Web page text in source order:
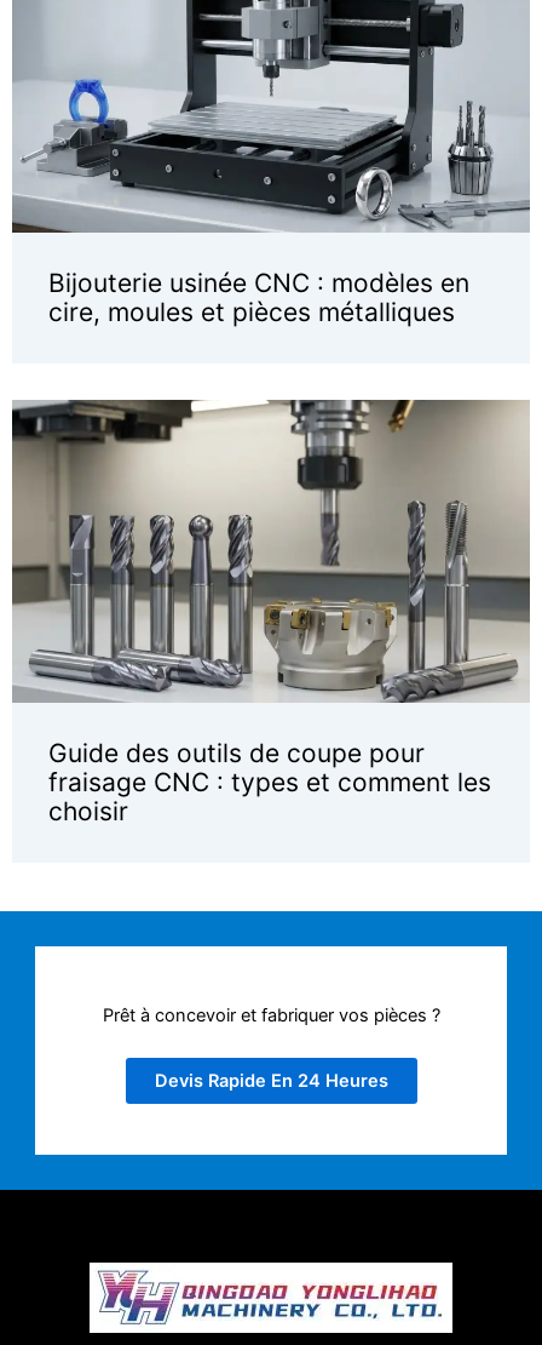
Bijouterie usinée CNC : modèles en
cire, moules et pièces métalliques
Guide des outils de coupe pour
fraisage CNC : types et comment les
choisir
Prêt à concevoir et fabriquer vos pièces ?
Devis Rapide En 24 Heures